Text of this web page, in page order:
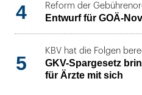
4 Reform der
Entwurf für GOÄ-
5
KBV hat die Folgen
GKV-Spargesetz
für Ärzte mit sich